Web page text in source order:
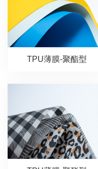
TPU薄膜-聚酯型